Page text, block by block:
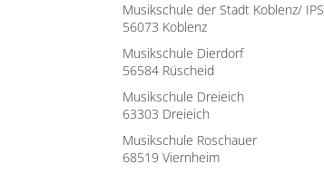
Musikschule der Stadt Koblenz/ IPS
56073 Koblenz
Musikschule Dierdorf
56584 Rüscheid
Musikschule Dreieich
63303 Dreieich
Musikschule Roschauer
68519 Viernheim